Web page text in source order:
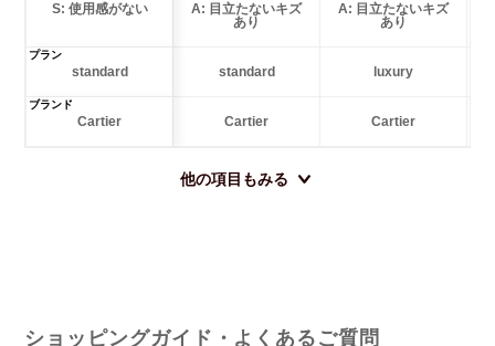
S: 使用感がない
A: 目立たないキズ
あり
A: 目立たないキズ
あり
プラン
standard standard luxury
ブランド
Cartier Cartier Cartier
他の項目もみる
ショッピングガイド・よくあるご質問